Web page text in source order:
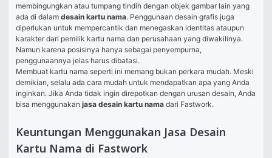
membingungkan atau tumpang tindih dengan objek gambar lain yang
ada di dalam desain kartu nama. Penggunaan desain grafis juga
diperlukan untuk mempercantik dan menegaskan identitas ataupun
karakter dari pemilik kartu nama dan perusahaan yang diwakilinya.
Namun karena posisinya hanya sebagai penyempurna,
penggunaannya jelas harus dibatasi.
Membuat kartu nama seperti ini memang bukan perkara mudah. Meski
demikian, selalu ada cara mudah untuk mendapatkan apa yang Anda
inginkan. Jika Anda tidak ingin direpotkan dengan urusan desain, Anda
bisa menggunakan jasa desain kartu nama dari Fastwork.
Keuntungan Menggunakan Jasa Desain
Kartu Nama di Fastwork